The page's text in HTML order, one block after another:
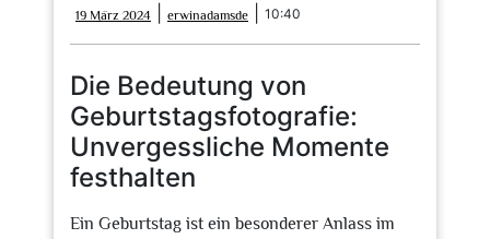
19 März 2024
März
2024
erwinadamsde erwinadamsde
10:40
Die Bedeutung von
Geburtstagsfotografie:
Unvergessliche Momente
festhalten
Ein Geburtstag ist ein besonderer Anlass im